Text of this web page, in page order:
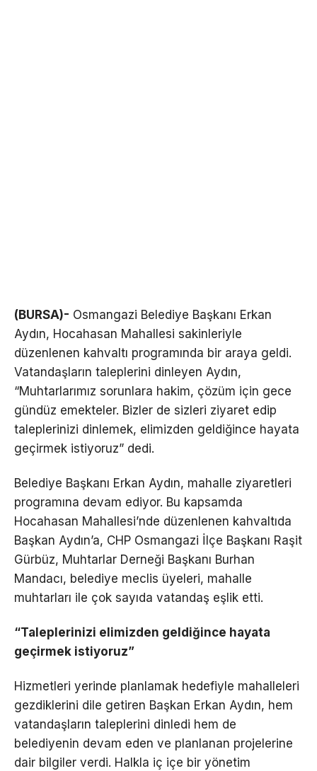
(BURSA)- Osmangazi Belediye Başkanı Erkan
Aydın, Hocahasan Mahallesi sakinleriyle
düzenlenen kahvaltı programında bir araya geldi.
Vatandaşların taleplerini dinleyen Aydın,
“Muhtarlarımız sorunlara hakim, çözüm için gece
gündüz emekteler. Bizler de sizleri ziyaret edip
taleplerinizi dinlemek, elimizden geldiğince hayata
geçirmek istiyoruz” dedi.
Belediye Başkanı Erkan Aydın, mahalle ziyaretleri
programına devam ediyor. Bu kapsamda
Hocahasan Mahallesi’nde düzenlenen kahvaltıda
Başkan Aydın’a, CHP Osmangazi İlçe Başkanı Raşit
Gürbüz, Muhtarlar Derneği Başkanı Burhan
Mandacı, belediye meclis üyeleri, mahalle
muhtarları ile çok sayıda vatandaş eşlik etti.
“Taleplerinizi elimizden geldiğince hayata
geçirmek istiyoruz”
Hizmetleri yerinde planlamak hedefiyle mahalleleri
gezdiklerini dile getiren Başkan Erkan Aydın, hem
vatandaşların taleplerini dinledi hem de
belediyenin devam eden ve planlanan projelerine
dair bilgiler verdi. Halkla iç içe bir yönetim